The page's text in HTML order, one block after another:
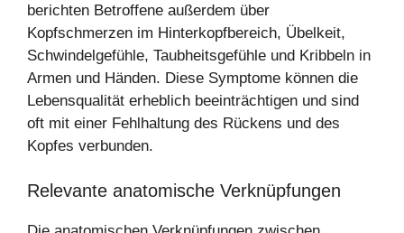
berichten Betroffene außerdem über
Kopfschmerzen im Hinterkopfbereich, Übelkeit,
Schwindelgefühle, Taubheitsgefühle und Kribbeln in
Armen und Händen. Diese Symptome können die
Lebensqualität erheblich beeinträchtigen und sind
oft mit einer Fehlhaltung des Rückens und des
Kopfes verbunden.
Relevante anatomische Verknüpfungen